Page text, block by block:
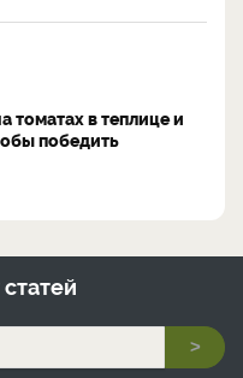
томатах в теплице и
победить
>